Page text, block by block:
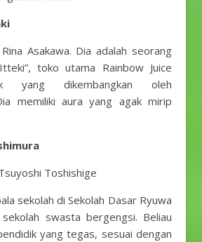
Asakawa. Dia adalah seorang
toko utama Rainbow Juice
yang dikembangkan oleh
memiliki aura yang agak mirip
Toshishige
sekolah di Sekolah Dasar Ryuwa
swasta bergengsi. Beliau
yang tegas, sesuai dengan